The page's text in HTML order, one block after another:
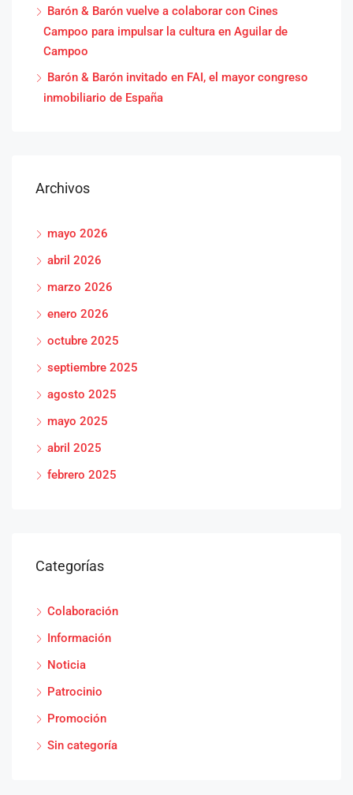
Barón & Barón vuelve a colaborar con Cines
Campoo para impulsar la cultura en Aguilar de
Campoo
Barón & Barón invitado en FAI, el mayor congreso
inmobiliario de España
Archivos
mayo 2026
abril 2026
marzo 2026
enero 2026
octubre 2025
septiembre 2025
agosto 2025
mayo 2025
abril 2025
febrero 2025
Categorías
Colaboración
Información
Noticia
Patrocinio
Promoción
Sin categoría